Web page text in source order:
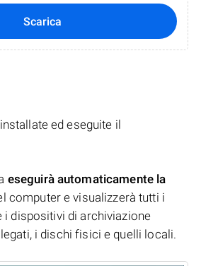
Scarica
ed eseguite il
eseguirà automaticamente la
computer e visualizzerà tutti i
i dispositivi di archiviazione
i dischi fisici e quelli locali.